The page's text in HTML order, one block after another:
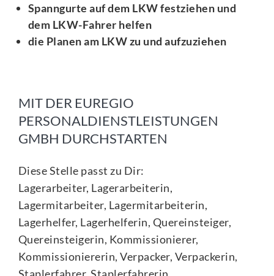
Spanngurte auf dem LKW festziehen und
dem LKW-Fahrer helfen
​die Planen am LKW zu und aufzuziehen
MIT DER EUREGIO
PERSONALDIENSTLEISTUNGEN
GMBH DURCHSTARTEN
Diese Stelle passt zu Dir:
Lagerarbeiter, Lagerarbeiterin,
Lagermitarbeiter, Lagermitarbeiterin,
Lagerhelfer, Lagerhelferin, Quereinsteiger,
Quereinsteigerin, Kommissionierer,
Kommissioniererin, Verpacker, Verpackerin,